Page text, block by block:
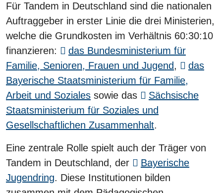
Für Tandem in Deutschland sind die nationalen
Auftraggeber in erster Linie die drei Ministerien,
welche die Grundkosten im Verhältnis 60:30:10
finanzieren:
das Bundesministerium für
Familie, Senioren, Frauen und Jugend,
das
Bayerische Staatsministerium für Familie,
Arbeit und Soziales sowie das
Sächsische
Staatsministerium für Soziales und
Gesellschaftlichen Zusammenhalt.
Eine zentrale Rolle spielt auch der Träger von
Tandem in Deutschland, der
Bayerische
Jugendring. Diese Institutionen bilden